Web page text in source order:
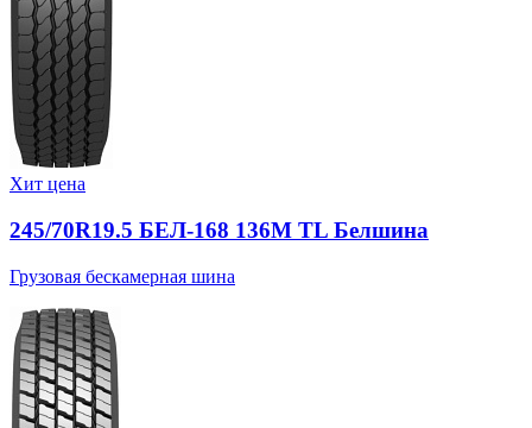
Хит цена
245/70R19.5 БЕЛ-168 136M TL Белшина
Грузовая бескамерная шина